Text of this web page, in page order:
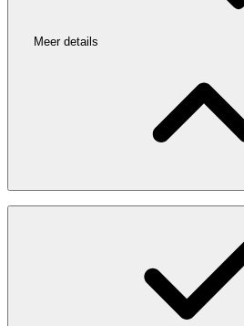
Meer details